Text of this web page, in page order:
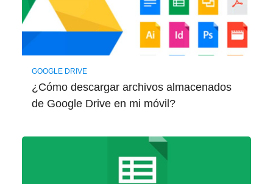
GOOGLE DRIVE
¿Cómo descargar archivos almacenados
de Google Drive en mi móvil?